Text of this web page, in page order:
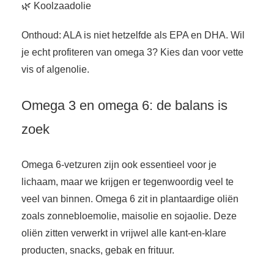
🌿 Koolzaadolie
Onthoud: ALA is niet hetzelfde als EPA en DHA. Wil
je echt profiteren van omega 3? Kies dan voor vette
vis of algenolie.
Omega 3 en omega 6: de balans is
zoek
Omega 6-vetzuren zijn ook essentieel voor je
lichaam, maar we krijgen er tegenwoordig veel te
veel van binnen. Omega 6 zit in plantaardige oliën
zoals zonnebloemolie, maisolie en sojaolie. Deze
oliën zitten verwerkt in vrijwel alle kant-en-klare
producten, snacks, gebak en frituur.